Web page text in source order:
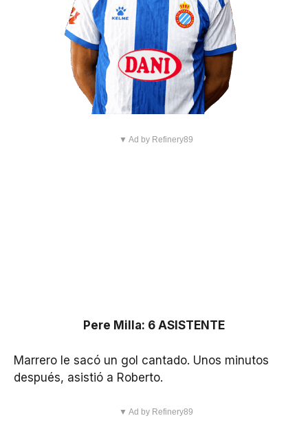
▼ Ad by Refinery89
Pere Milla: 6 ASISTENTE
Marrero le sacó un gol cantado. Unos minutos
después, asistió a Roberto.
▼ Ad by Refinery89